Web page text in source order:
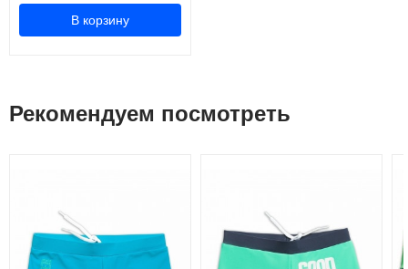
В корзину
Рекомендуем посмотреть